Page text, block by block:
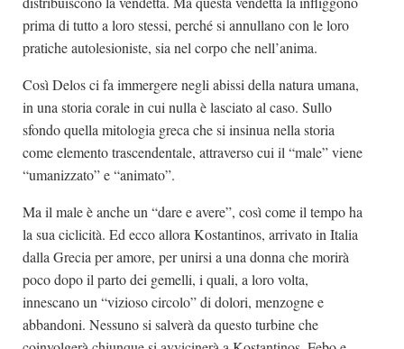
prima di tutto a loro stessi, perché si annullano con le loro
pratiche autolesioniste, sia nel corpo che nell’anima.
Così Delos ci fa immergere negli abissi della natura umana,
in una storia corale in cui nulla è lasciato al caso. Sullo
sfondo quella mitologia greca che si insinua nella storia
come elemento trascendentale, attraverso cui il “male” viene
“umanizzato” e “animato”.
Ma il male è anche un “dare e avere”, così come il tempo ha
la sua ciclicità. Ed ecco allora Kostantinos, arrivato in Italia
dalla Grecia per amore, per unirsi a una donna che morirà
poco dopo il parto dei gemelli, i quali, a loro volta,
innescano un “vizioso circolo” di dolori, menzogne e
abbandoni. Nessuno si salverà da questo turbine che